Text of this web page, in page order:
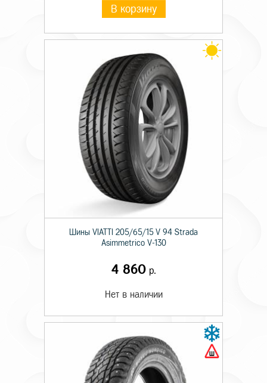
В корзину
Шины VIATTI 205/65/15 V 94 Strada
Asimmetriсo V-130
4 860р.
Нет в наличии